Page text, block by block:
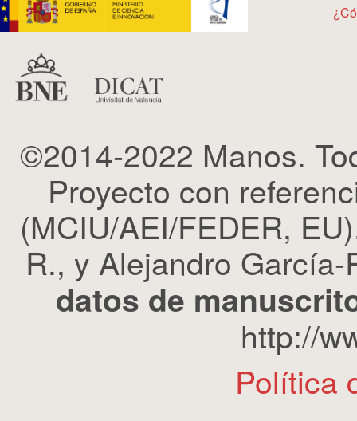
©2014-2022 Manos.
Proyecto con
(MCIU/AEI/FEDER,
R., y Alejandro
datos de
http://
Política